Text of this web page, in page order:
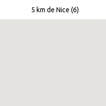
5 km de Nice (6)
Rechercher